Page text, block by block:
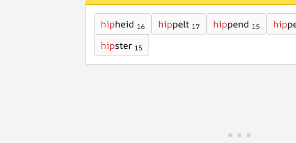
hipheid 16 hippelt 17 hippend 15 hip
hipster 15